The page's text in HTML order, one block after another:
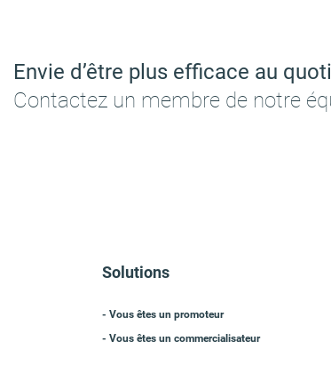
Envie d’être plus efficace au
Contactez un membre de notre
Solutions
- Vous êtes un promoteur
- Vous êtes un commercialisateur